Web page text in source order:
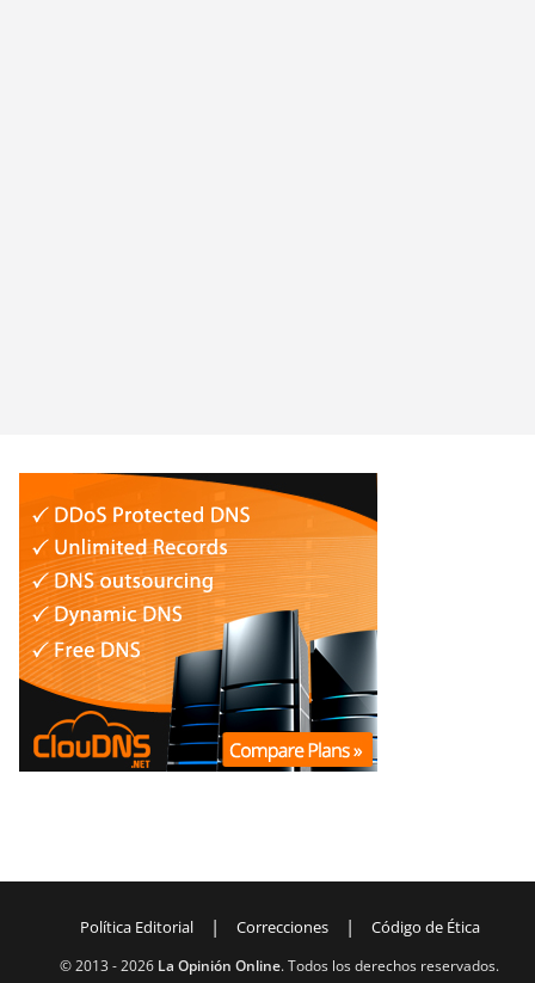
Política Editorial | Correcciones | Código de Ética
© 2013 -2026 La Opinión Online. Todos los derechos reservados.